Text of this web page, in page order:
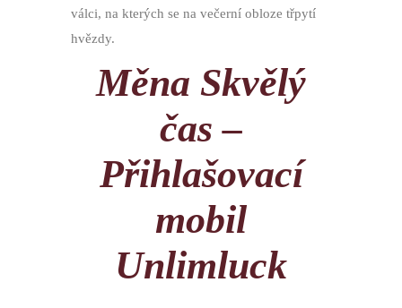
válci, na kterých se na večerní obloze třpytí
hvězdy.
Měna Skvělý
čas –
Přihlašovací
mobil
Unlimluck